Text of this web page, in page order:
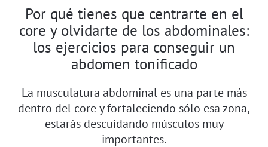
Por qué tienes que centrarte en el
core y olvidarte de los abdominales:
los ejercicios para conseguir un
abdomen tonificado
La musculatura abdominal es una parte más
dentro del core y fortaleciendo sólo esa zona,
estarás descuidando músculos muy
importantes.